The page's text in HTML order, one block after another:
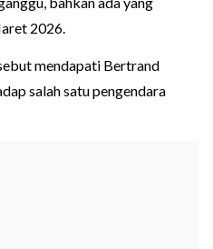
2026.
mendapati Bertrand
salah satu pengendara